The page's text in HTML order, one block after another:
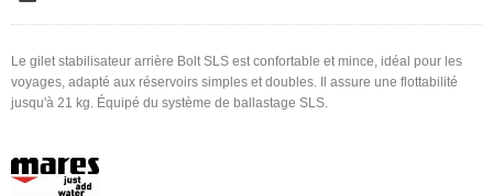
Le gilet stabilisateur arrière Bolt SLS est confortable et mince, idéal pour les
voyages, adapté aux réservoirs simples et doubles. Il assure une flottabilité
jusqu'à 21 kg. Équipé du système de ballastage SLS.